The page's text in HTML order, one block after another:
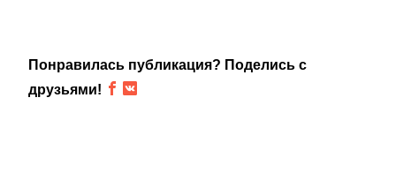
Понравилась публикация? Поделись с
друзьями!